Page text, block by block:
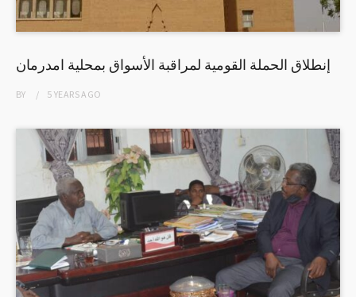
إنطلاق الحملة القومية لمراقبة الأسواق بمحلية امدرمان
BY 5 YEARSAGO